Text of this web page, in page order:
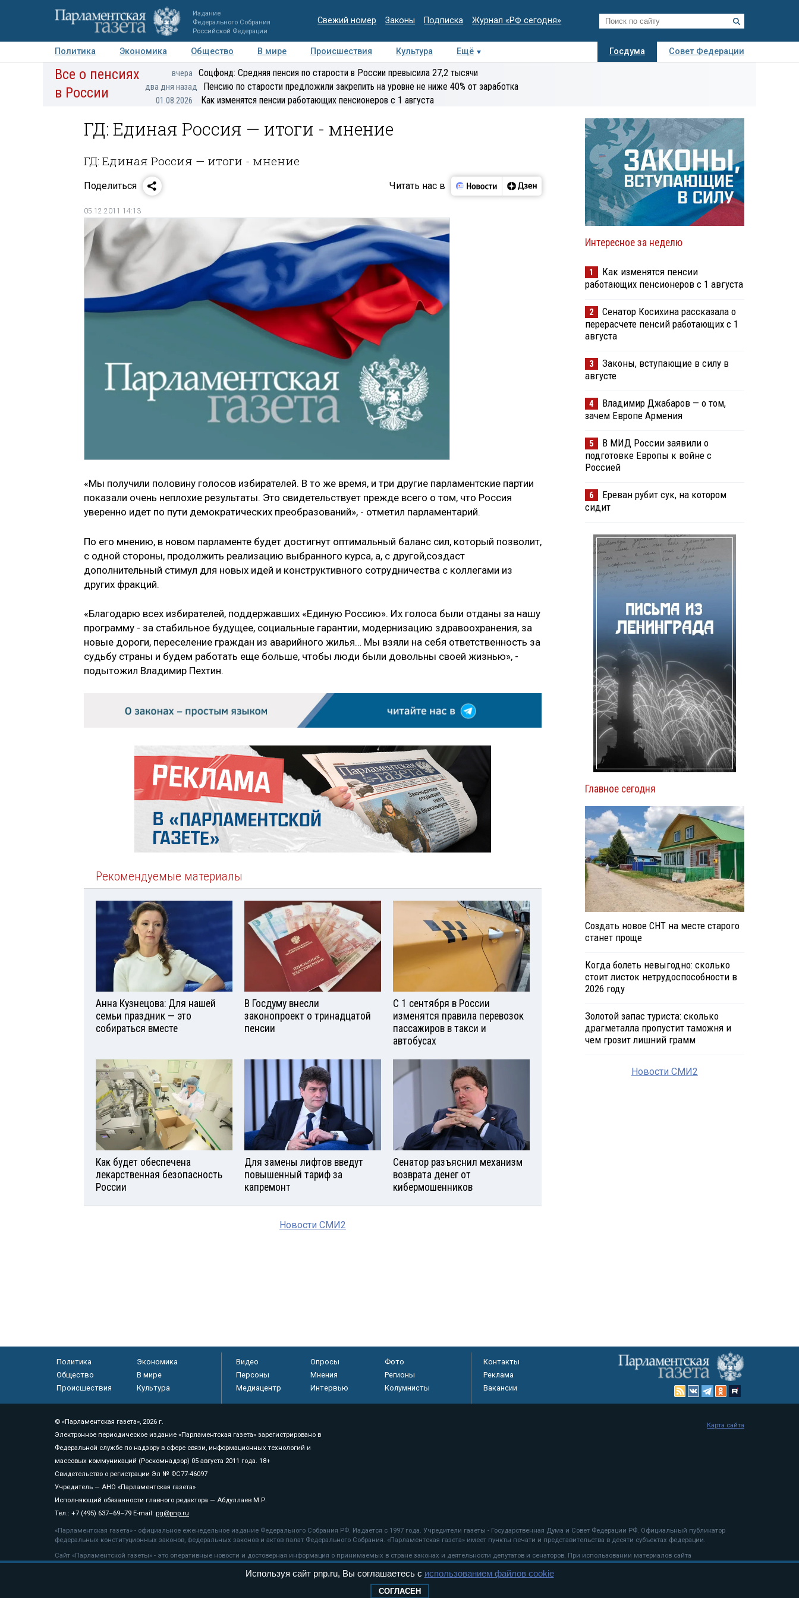
Издание
Федерального Собрания
Российской Федерации
Свежий номер Законы Подписка Журнал «РФ сегодня»
Политика Экономика Общество В мире Происшествия Культура Ещё Госдума
Совет Федерации
Авторы Персоны Мнения Регионы Медиацентр Интервью Колумнисты
экспертиза
Все о пенсиях
в России
вчера Соцфонд: Средняя пенсия по старости в России превысила 27,2 тысячи
два дня назад Пенсию по старости предложили закрепить на уровне не ниже 40% от заработка
01.08.2026 Как изменятся пенсии работающих пенсионеров с 1 августа
ГД: Единая Россия — итоги - мнение
ГД: Единая Россия — итоги - мнение
Поделиться Читать нас в
05.12.2011 14:13
«Мы получили половину голосов избирателей. В то же время, и три другие парламентские партии
показали очень неплохие результаты. Это свидетельствует прежде всего о том, что Россия
уверенно идет по пути демократических преобразований», - отметил парламентарий.
По его мнению, в новом парламенте будет достигнут оптимальный баланс сил, который позволит,
с одной стороны, продолжить реализацию выбранного курса, а, с другой,создаст
дополнительный стимул для новых идей и конструктивного сотрудничества с коллегами из
других фракций.
«Благодарю всех избирателей, поддержавших «Единую Россию». Их голоса были отданы за нашу
программу - за стабильное будущее, социальные гарантии, модернизацию здравоохранения, за
новые дороги, переселение граждан из аварийного жилья… Мы взяли на себя ответственность за
судьбу страны и будем работать еще больше, чтобы люди были довольны своей жизнью», -
подытожил Владимир Пехтин.
Рекомендуемые материалы
Анна Кузнецова: Для нашей
семьи праздник — это
собираться вместе
В Госдуму внесли
законопроект о тринадцатой
пенсии
С 1 сентября в России
изменятся правила перевозок
пассажиров в такси и
автобусах
Как будет обеспечена
лекарственная безопасность
России
Для замены лифтов введут
повышенный тариф за
капремонт
Сенатор разъяснил механизм
возврата денег от
кибермошенников
Новости СМИ2
Интересное за неделю
1
Как изменятся пенсии
работающих пенсионеров с 1 августа
2
Сенатор Косихина рассказала о
перерасчете пенсий работающих с 1
августа
3
Законы, вступающие в силу в
августе
4
Владимир Джабаров — о том,
зачем Европе Армения
5
В МИД России заявили о
подготовке Европы к войне с
Россией
6
Ереван рубит сук, на котором
сидит
Главное сегодня
Создать новое СНТ на месте старого
станет проще
Когда болеть невыгодно: сколько
стоит листок нетрудоспособности в
2026 году
Золотой запас туриста: сколько
драгметалла пропустит таможня и
чем грозит лишний грамм
Новости СМИ2
Политика
Экономика
Общество
В мире
Происшествия
Культура
Видео Опросы
Фото
Персоны
Мнения
Регионы
Медиацентр
Интервью Колумнисты
Контакты
Реклама
Вакансии
© «Парламентская газета», 2026 г.
Электронное периодическое издание «Парламентская газета» зарегистрировано в
Федеральной службе по надзору в сфере связи, информационных технологий и
массовых коммуникаций (Роскомнадзор) 05 августа 2011 года. 18+
Свидетельство о регистрации Эл № ФС77-46097
Учредитель — АНО «Парламентская газета»
Исполняющий обязанности главного редактора — Абдуллаев М.Р.
Тел.: +7 (495) 637–69–79 E-mail: pg@pnp.ru
«Парламентская газета» - официальное еженедельное издание Федерального Собрания РФ. Издается с 1997 года. Учредители газеты - Государственная Дума и Совет Федерации РФ. Официальный публикатор
федеральных конституционных законов, федеральных законов и актов палат Федерального Собрания. «Парламентская газета» имеет пункты печати и представительства в десяти субъектах федерации.
Сайт «Парламентской газеты» - это оперативные новости и достоверная информация о принимаемых в стране законах и деятельности депутатов и сенаторов. При использовании материалов сайта
«Парламентской газеты» активная ссылка на pnp.ru обязательна.
рекомендательные технологии
Карта сайта
Используя сайт pnp.ru, Вы соглашаетесь с использованием файлов cookie
СОГЛАСЕН